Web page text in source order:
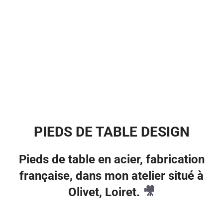
PIEDS DE TABLE DESIGN
Pieds de table en acier, fabrication
française, dans mon atelier situé à
Olivet, Loiret. 🎥